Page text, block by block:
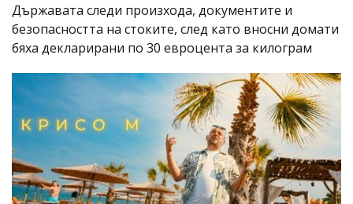
Държавата следи произхода, документите и
безопасността на стоките, след като вносни домати
бяха декларирани по 30 евроцента за килограм